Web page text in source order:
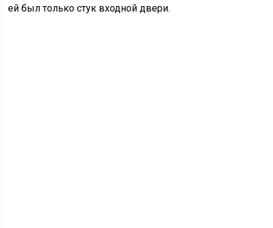
ей был только стук входной двери.